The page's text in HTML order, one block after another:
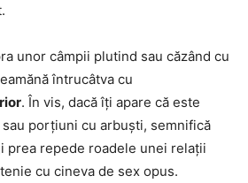
unor câmpii plutind sau căzând cu
întrucâtva cu
. În vis, dacă îți apare că este
porțiuni cu arbuști, semnifică
prea repede roadele unei relații
cu cineva de sex opus.